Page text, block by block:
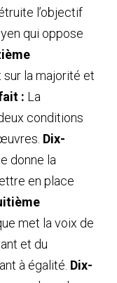
l’objectif
qui oppose
la majorité et
: La
conditions
Dix-
donne la
en place
met la voix de
et du
à égalité. Dix-